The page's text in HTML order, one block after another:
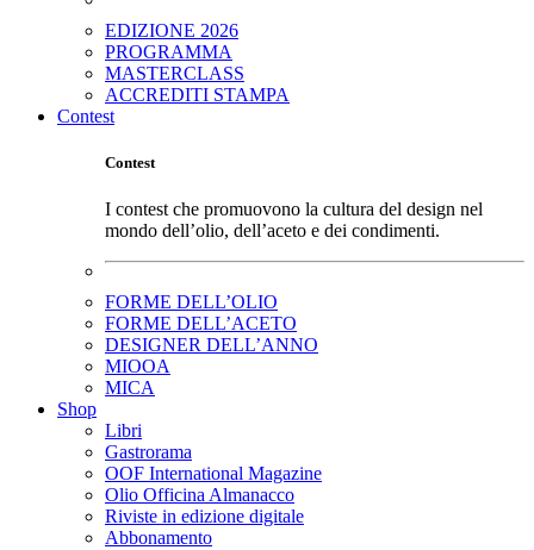
EDIZIONE 2026
PROGRAMMA
MASTERCLASS
ACCREDITI STAMPA
Contest
Contest
I contest che promuovono la cultura del design nel
mondo dell’olio, dell’aceto e dei condimenti.
FORME DELL’OLIO
FORME DELL’ACETO
DESIGNER DELL’ANNO
MIOOA
MICA
Shop
Libri
Gastrorama
OOF International Magazine
Olio Officina Almanacco
Riviste in edizione digitale
Abbonamento